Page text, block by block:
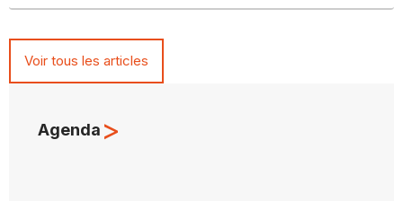
Voir tous les articles
Agenda >